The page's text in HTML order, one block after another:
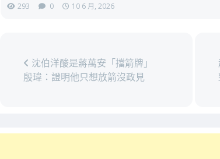
293 0 10 6 月, 2026
沈伯洋酸是蔣萬安「擋箭牌」
殷瑋：證明他只想放箭沒政見